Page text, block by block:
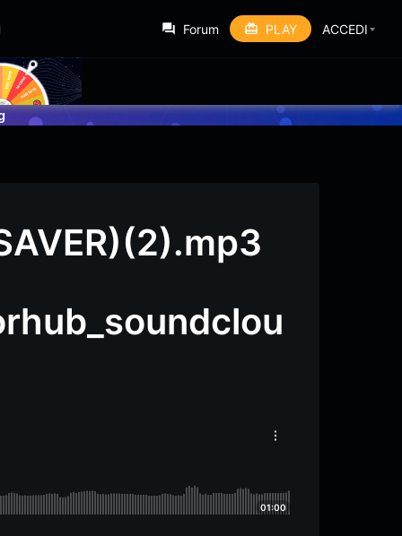
Forum PLAY ACCEDI
01:00